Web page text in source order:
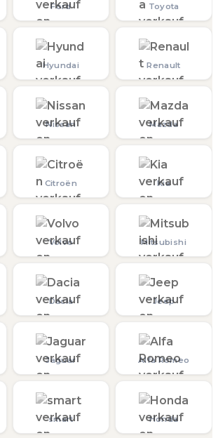
Ford Toyota
Hyundai Renault
Nissan Mazda
Citroën Kia
Volvo Mitsubishi
Dacia Jeep
Jaguar Alfa Romeo
smart Honda